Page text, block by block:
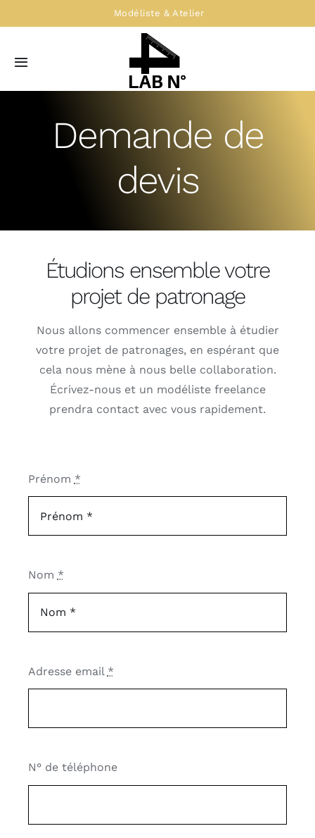
au
Modéliste & Atelier
Toggle
Navigation
Service modélisme
Atelier de confection
Demande de
devis
Étudions ensemble votre
projet de patronage
Nous allons commencer ensemble à étudier
votre projet de patronages, en espérant que
cela nous mène à nous belle collaboration.
Écrivez-nous et un modéliste freelance
prendra contact avec vous rapidement.
Prénom *
Nom *
Adresse email *
N° de téléphone